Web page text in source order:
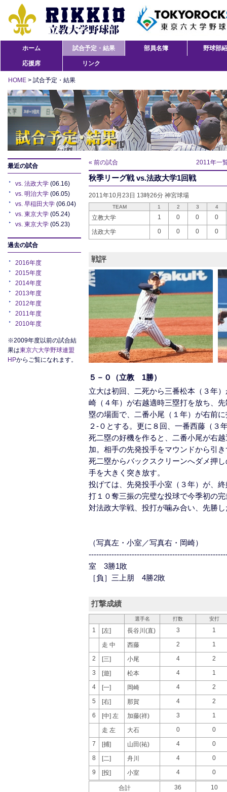
ホーム 試合予定・結果 部員名簿 野球部
応援席 リンク
HOME > 試合予定・結果
最近の試合
vs. 法政大学 (06.16)
vs. 明治大学 (06.05)
vs. 早稲田大学 (06.04)
vs. 東京大学 (05.24)
vs. 東京大学 (05.23)
過去の試合
2016年度
2015年度
2014年度
2013年度
2012年度
2011年度
2010年度
※2009年度以前の試合結
果は東京六大学野球連盟
HPからご覧になれます。
« 前の試合 2011年一
秋季リーグ戦 vs.法政大学1回戦
2011年10月23日 13時26分 神宮球場
TEAM 1 2 3 4
立教大学 1 0 0 0
法政大学 0 0 0 0
戦評
５－０（立教 1勝）
立大は初回、二死から三番松本（３年
崎（４年）が右越適時三塁打を放ち、
塁の場面で、二番小尾（１年）が右前
２‐０とする。更に８回、一番西藤（３
死二塁の好機を作ると、二番小尾が右
加。相手の先発投手をマウンドから引
死二塁からバックスクリーンへダメ押
手を大きく突き放す。
投げては、先発投手小室（３年）が、
打１０奪三振の完璧な投球で今季初の
対法政大学戦、投打が噛み合い、先勝
（写真左・小室／写真右・岡崎）
室 3勝1敗
［負］三上朋 4勝2敗
打撃成績
選手名 打数 安打
1 [左] 長谷川(直) 3 1
走 中 西藤 2
1
2
[三] 小尾 4
2
3
[遊] 松本 4
1
4
[一] 岡崎 4
2
5
[右] 那賀 4
2
6
[中] 左 加藤(祥) 3 1
走 左 大石 0
0
7
[捕] 山田(祐) 4
0
8
[二] 舟川 4
0
9
[投] 小室 4 0
合計 36 10